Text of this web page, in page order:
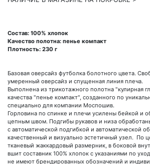
Состав: 100% хлопок
Качество полотна: пенье компакт
Плотность: 230 г
Базовая оверсайз футболка болотного цвета.
умеренный оверсайз и спущенная линия плеча.
Выполнена из трикотажного полотна "кулирная
качества "пенье компакт", созданного по
специально для компании Моспошив.
Горловина по спинке и плечи усилены бейкой и
цепным швом. Подгибы рукавов и низа
с автоматической подгибкой и автоматической
качественный и визуально эстетичный узел. По
тканевый жаккардовый размерник, в боковой
вшит составник 100% хлопок с указаниями по
не имеют брендированных обозначений и